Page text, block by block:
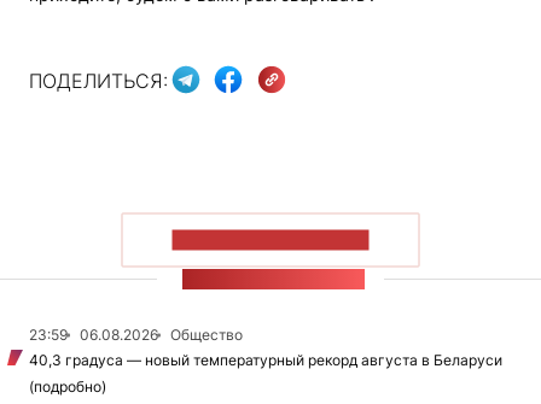
ПОДЕЛИТЬСЯ:
23:59 06.08.2026
Общество
40,3 градуса — новый температурный рекорд августа в Беларуси
(подробно)